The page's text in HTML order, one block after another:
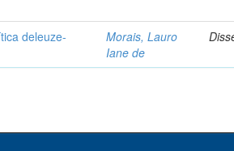
deleuze-
Morais, Lauro
Iane de